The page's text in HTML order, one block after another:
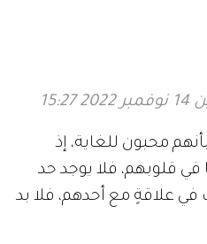
15:27
محبون للغاية، إذ
قلوبهم، فلا يوجد حد
علاقةٍ مع أحدهم، فلا بد